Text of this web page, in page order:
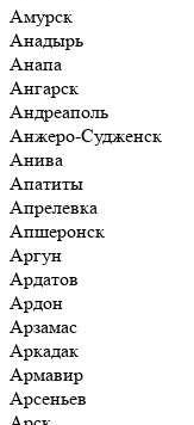
Амурск
Анадырь
Анапа
Ангарск
Андреаполь
Анжеро-Судженск
Анива
Апатиты
Апрелевка
Апшеронск
Аргун
Ардатов
Ардон
Арзамас
Аркадак
Армавир
Арсеньев